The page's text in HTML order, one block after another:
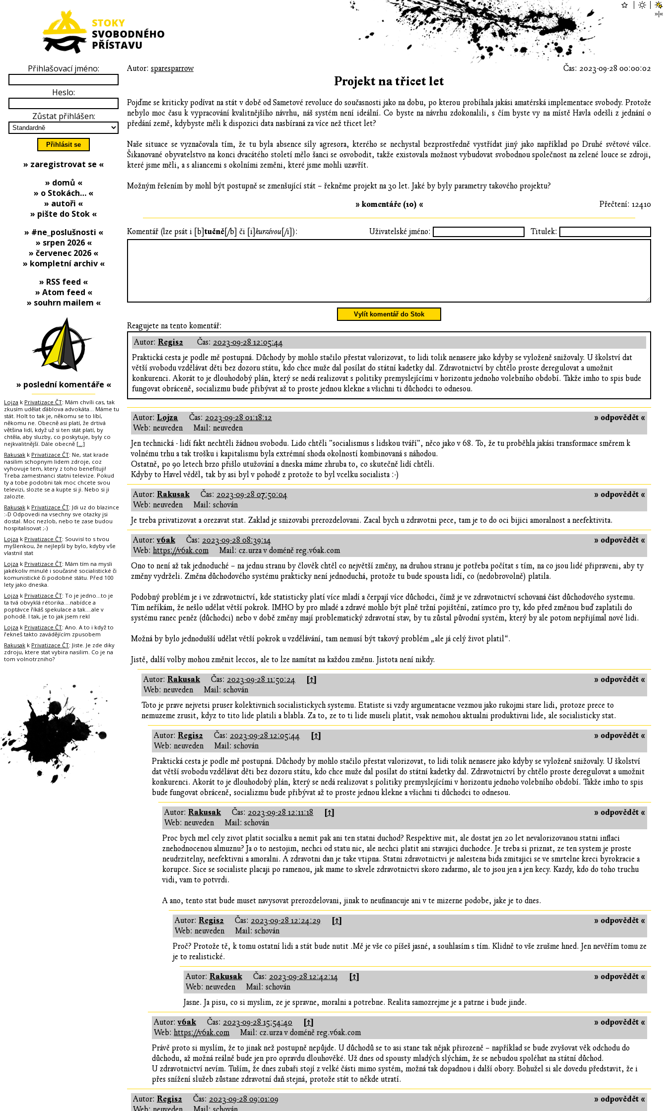
Autor: sparesparrow Čas: 2023-09-28 00:00:02
Projekt na třicet let
Pojďme se kriticky podívat na stát v době od Sametové revoluce do současnosti jako na dobu, po kterou probíhala jakási amatérská implementace svobody. Protože
nebylo moc času k vypracování kvalitnějšího návrhu, náš systém není ideální. Co byste na návrhu zdokonalili, s čím byste vy na místě Havla odešli z jednání o
předání země, kdybyste měli k dispozici data nasbíraná za více než třicet let?
Naše situace se vyznačovala tím, že tu byla absence síly agresora, kterého se nechystal bezprostředně vystřídat jiný jako například po Druhé světové válce.
Šikanované obyvatelstvo na konci dvacátého století mělo šanci se osvobodit, takže existovala možnost vybudovat svobodnou společnost na zelené louce se zdroji,
které jsme měli, a s aliancemi s okolními zeměni, které jsme mohli uzavřít.
Možným řešením by mohl být postupně se zmenšující stát – řekněme projekt na 30 let. Jaké by byly parametry takového projektu?
Přečtení: 12410
» komentáře (10) «
Uživatelské jméno: Titulek:
Komentář (lze psát i [b] tučně [/b] či [i] kurzívou [/i]):
Vylít komentář do Stok
Reagujete na tento komentář:
Autor: Regis2 Čas: 2023-09-28 12:05:44
Praktická cesta je podle mě postupná. Důchody by mohlo stačilo přestat valorizovat, to lidi tolik nenasere jako kdyby se vyloženě snižovaly. U školství dat
větší svobodu vzdělávat děti bez dozoru státu, kdo chce muže dal posílat do státní kadetky dal. Zdravotnictví by chtělo proste deregulovat a umožnit
konkurenci. Akorát to je dlouhodobý plán, který se nedá realizovat s politiky premyslejícími v horizontu jednoho volebního období. Takže imho to spis bude
fungovat obráceně, socializmu bude přibývat až to proste jednou klekne a všichni ti důchodci to odnesou.
» odpovědět «
Autor: Lojza Čas: 2023-09-28 01:18:12
Web: neuveden
Mail: neuveden
Jen technická - lidí fakt nechtěli žádnou svobodu. Lido chtěli "socialismus s lidskou tváří", něco jako v 68. To, že tu proběhla jakási transformace směrem k
volnému trhu a tak trošku i kapitalismu byla extrémní shoda okolností kombinovaná s náhodou.
Ostatně, po 90 letech brzo přišlo utužování a dneska máme zhruba to, co skutečně lidí chtěli.
Kdyby to Havel věděl, tak by asi byl v pohodě z protože to byl vcelku socialista :-)
» odpovědět «
Autor: Rakusak Čas: 2023-09-28 07:50:04
Web: neuveden
Mail: schován
Je treba privatizovat a orezavat stat. Zaklad je snizovabi prerozdelovani. Zacal bych u zdravotni pece, tam je to do oci bijici amoralnost a neefektivita.
» odpovědět «
Autor:v6ak Čas: 2023-09-28 08:39:14
Web: https://v6ak.com
Mail: cz.urza v doméně reg.v6ak.com
Ono to není až tak jednoduché – na jednu stranu by člověk chtěl co největší změny, na druhou stranu je potřeba počítat s tím, na co jsou lidé připraveni, aby ty
změny vydrželi. Změna důchodového systému prakticky není jednoduchá, protože tu bude spousta lidí, co (nedobrovolně) platila.
Podobný problém je i ve zdravotnictví, kde statisticky platí více mladí a čerpají více důchodci, čímž je ve zdravotnictví schovaná část důchodového systemu.
Tím neříkám, že nešlo udělat větší pokrok. IMHO by pro mladé a zdravé mohlo být plně tržní pojištění, zatímco pro ty, kdo před změnou buď zaplatili do
systému ranec peněz (důchodci) nebo v době změny mají problematický zdravotní stav, by tu zůstal původní systém, který by ale potom nepřijímal nové lidi.
Možná by bylo jednodušší udělat větší pokrok u vzdělávání, tam nemusí být takový problém „ale já celý život platil“.
Jistě, další volby mohou změnit leccos, ale to lze namítat na každou změnu. Jistota není nikdy.
» odpovědět «
Autor:Rakusak Čas: 2023-09-28 11:50:24 [↑]
Web: neuveden
Mail: schován
Toto je prave nejvetsi pruser kolektivnich socialistickych systemu. Etatiste si vzdy argumentacne vezmou jako rukojmi stare lidi, protoze prece to
nemuzeme zrusit, kdyz to tito lide platili a blabla. Za to, ze to ti lide museli platit, vsak nemohou aktualni produktivni lide, ale socialisticky stat.
» odpovědět «
Autor:Regis2 Čas: 2023-09-28 12:05:44 [↑]
Web: neuveden
Mail: schován
Praktická cesta je podle mě postupná. Důchody by mohlo stačilo přestat valorizovat, to lidi tolik nenasere jako kdyby se vyloženě snižovaly. U školství
dat větší svobodu vzdělávat děti bez dozoru státu, kdo chce muže dal posílat do státní kadetky dal. Zdravotnictví by chtělo proste deregulovat a umožnit
konkurenci. Akorát to je dlouhodobý plán, který se nedá realizovat s politiky premyslejícími v horizontu jednoho volebního období. Takže imho to spis
bude fungovat obráceně, socializmu bude přibývat až to proste jednou klekne a všichni ti důchodci to odnesou.
» odpovědět «
Autor:Rakusak Čas: 2023-09-28 12:11:18 [↑]
Web: neuveden
Mail: schován
Proc bych mel cely zivot platit socialku a nemit pak ani ten statni duchod? Respektive mit, ale dostat jen 20 let nevalorizovanou statni inflaci
znehodnocenou almuznu? Ja o to nestojim, nechci od statu nic, ale nechci platit ani stavajici duchodce. Je treba si priznat, ze ten system je proste
neudrzitelny, neefektivni a amoralni. A zdravotni dan je take vtipna. Statni zdravotnictvi je nalestena bida zmitajici se ve smrtelne kreci byrokracie a
korupce. Sice se socialiste placaji po ramenou, jak mame to skvele zdravotnictvi skoro zadarmo, ale to jsou jen a jen kecy. Kazdy, kdo do toho truchu
vidi, vam to potvrdi.
A ano, tento stat bude muset navysovat prerozdelovani, jinak to neufinancuje ani v te mizerne podobe, jake je to dnes.
» odpovědět «
Autor:Regis2 Čas: 2023-09-28 12:24:29 [↑]
Web: neuveden
Mail: schován
Proč? Protože tě, k tomu ostatní lidi a stát bude nutit .Mě je vše co píšeš jasné, a souhlasím s tím. Klidně to vše zrušme hned. Jen nevěřím tomu ze
je to realistické.
» odpovědět «
Autor: Rakusak Čas: 2023-09-28 12:42:14 [↑]
Web: neuveden
Mail: schován
Jasne. Ja pisu, co si myslim, ze je spravne, moralni a potrebne. Realita samozrejme je a patrne i bude jinde.
» odpovědět «
Autor:v6ak Čas: 2023-09-28 15:54:40 [↑]
Web:https://v6ak.com
Mail: cz.urza v doméně reg.v6ak.com
Právě proto si myslím, že to jinak než postupně nepůjde. U důchodů se to asi stane tak nějak přirozeně – například se bude zvyšovat věk odchodu do
důchodu, až možná reálně bude jen pro opravdu dlouhověké. Už dnes od spousty mladých slýchám, že se nebudou spoléhat na státní důchod.
U zdravotnictví nevím. Tuším, že dnes zubaři stojí z velké části mimo systém, možná tak dopadnou i další obory. Bohužel si ale dovedu představit, že i
přes snížení služeb zůstane zdravotní daň stejná, protože stát to někde utratí.
» odpovědět «
Autor: Regis2 Čas: 2023-09-28 09:01:09
Přihlašovací jméno:
Heslo:
Zůstat přihlášen:
» zaregistrovat se «
» domů «
» o Stokách… «
» autoři «
» pište do Stok «
» #ne_poslušnosti «
» srpen 2026 «
» červenec 2026 «
» kompletní archiv «
» RSS feed «
» Atom feed «
» souhrn mailem «
» poslední komentáře «
Lojza k Privatizace ČT: Mám chvíli cas, tak
zkusím udělat ďáblova advokáta... Máme tu
stát. Holt to tak je, někomu se to líbí,
někomu ne. Obecně asi platí, že drtivá
většina lidí, když už si ten stát platí, by
chtěla, aby sluzby, co poskytuje, byly co
nejkvalitnější. Dále obecně […]
Rakusak k Privatizace ČT: Ne, stat krade
nasilim schopnym lidem zdroje, coz
vyhovuje tem, ktery z toho benefituji!
Treba zamestnanci statni televize. Pokud
ty a tobe podobni tak moc chcete svou
televizi, slozte se a kupte si ji. Nebo si ji
zalozte.
Rakusak k Privatizace ČT: Jdi uz do blazince
:-D Odpovedi na vsechny sve otazky jsi
dostal. Moc nezlob, nebo te zase budou
hospitalisovat ;-)
Lojza k Privatizace ČT: Souvisí to s tvou
myšlenkou, že nejlepší by bylo, kdyby vše
vlastnil stat
Lojza k Privatizace ČT: Mám tím na mysli
jakékoliv minulé i současné socialistické či
komunistické či podobné státu. Před 100
lety jako dneska.
Lojza k Privatizace ČT: To je jedno...to je
ta tvá obvyklá rétorika....nabídce a
poptávce říkáš spekulace a tak....ale v
pohodě. I tak, je to jak jsem rekl
Lojza k Privatizace ČT: Ano. A to i když to
řekneš takto zavádějícím zpusobem
Rakusak k Privatizace ČT: Jiste. Je zde diky
zdroju, ktere stat vybira nasilim. Co je na
tom volnotrzniho?